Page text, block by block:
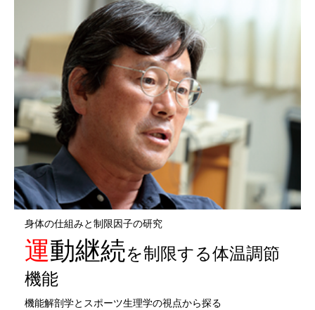
身体の仕組みと制限因子の研究
運動継続を制限する体温調節
機能
機能解剖学とスポーツ生理学の視点から探る